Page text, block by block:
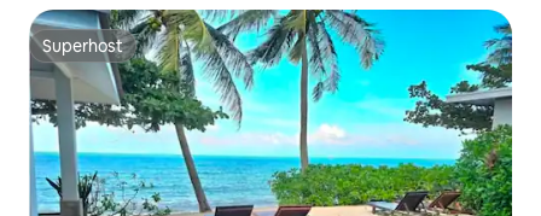
Superhost
Superhost